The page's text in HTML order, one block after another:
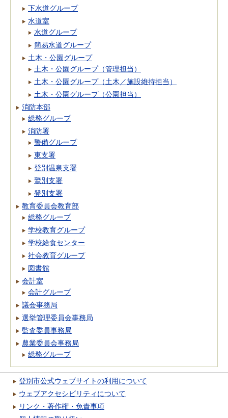
下水道グループ
水道室
水道グループ
簡易水道グループ
土木・公園グループ
土木・公園グループ（管理担当）
土木・公園グループ（土木／施設維持担当）
土木・公園グループ（公園担当）
消防本部
総務グループ
消防署
警備グループ
東支署
登別温泉支署
鷲別支署
登別支署
教育委員会教育部
総務グループ
学校教育グループ
学校給食センター
社会教育グループ
図書館
会計室
会計グループ
議会事務局
選挙管理委員会事務局
監査委員事務局
農業委員会事務局
総務グループ
登別市公式ウェブサイトの利用について
ウェブアクセシビリティについて
リンク・著作権・免責事項